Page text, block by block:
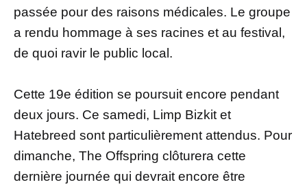
passée pour des raisons médicales. Le groupe
a rendu hommage à ses racines et au festival,
de quoi ravir le public local.
Cette 19e édition se poursuit encore pendant
deux jours. Ce samedi, Limp Bizkit et
Hatebreed sont particulièrement attendus. Pour
dimanche, The Offspring clôturera cette
dernière journée qui devrait encore être